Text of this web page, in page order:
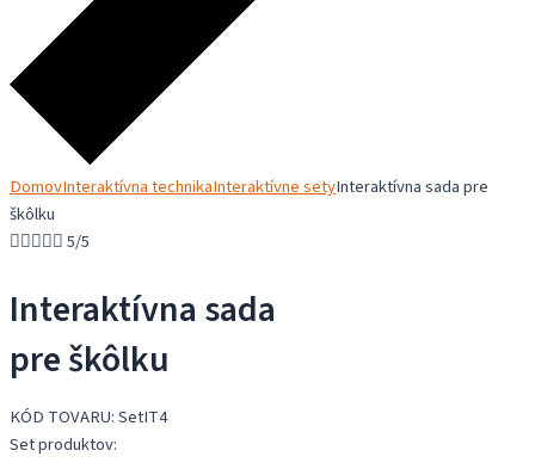
DomovInteraktívna technikaInteraktívne setyInteraktívna sada pre
škôlku
5/5
Interaktívna sada
pre škôlku
KÓD TOVARU: SetIT4
Set produktov: